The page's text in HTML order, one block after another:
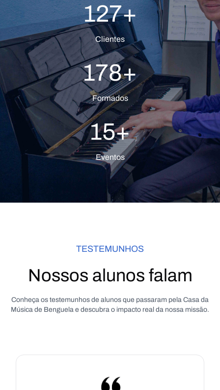
127+
Clientes
178+
Formados
15+
Eventos
TESTEMUNHOS
Nossos alunos falam
Conheça os testemunhos de alunos que passaram pela Casa da
Música de Benguela e descubra o impacto real da nossa missão.